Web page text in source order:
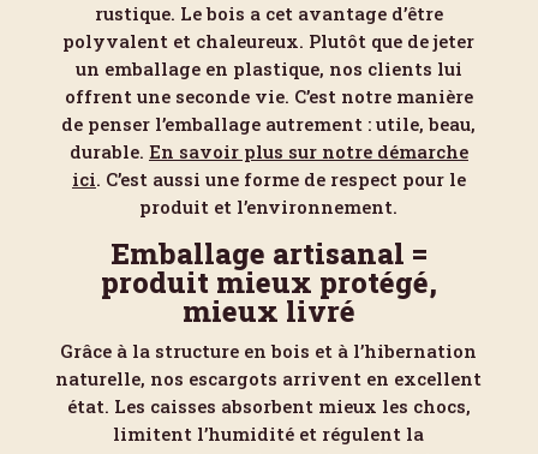
rustique. Le bois a cet avantage d’être
polyvalent et chaleureux. Plutôt que de jeter
un emballage en plastique, nos clients lui
offrent une seconde vie. C’est notre manière
de penser l’emballage autrement : utile, beau,
durable. En savoir plus sur notre démarche
ici. C’est aussi une forme de respect pour le
produit et l’environnement.
Emballage artisanal =
produit mieux protégé,
mieux livré
Grâce à la structure en bois et à l’hibernation
naturelle, nos escargots arrivent en excellent
état. Les caisses absorbent mieux les chocs,
limitent l’humidité et régulent la